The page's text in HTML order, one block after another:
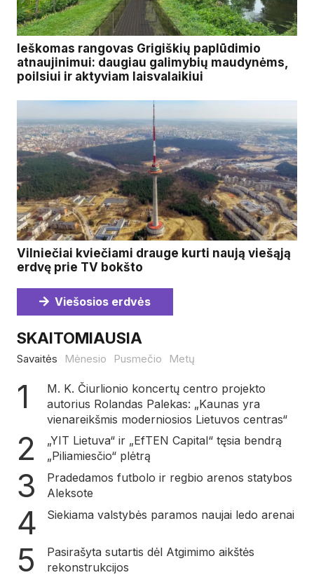
Ieškomas rangovas Grigiškių paplūdimio
atnaujinimui: daugiau galimybių maudynėms,
poilsiui ir aktyviam laisvalaikiui
Vilniečiai kviečiami drauge kurti naują viešąją
erdvę prie TV bokšto
Viešosios erdvės
SKAITOMIAUSIA
Savaitės Mėnesio Pusmečio Metų
M. K. Čiurlionio koncertų centro projekto
autorius Rolandas Palekas: „Kaunas yra
vienareikšmis moderniosios Lietuvos centras“
„YIT Lietuva“ ir „EfTEN Capital“ tęsia bendrą
„Piliamiesčio“ plėtrą
Pradedamos futbolo ir regbio arenos statybos
Aleksote
Siekiama valstybės paramos naujai ledo arenai
Pasirašyta sutartis dėl Atgimimo aikštės
rekonstrukcijos